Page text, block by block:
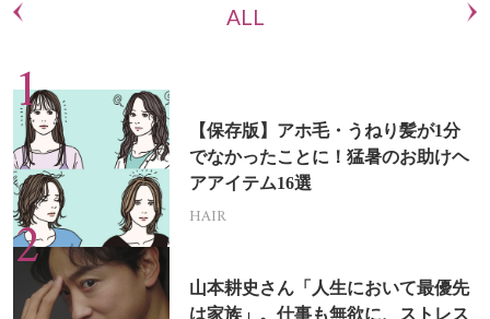
ALL
【保存版】アホ毛・うねり髪が1分
でなかったことに！猛暑のお助けヘ
アアイテム16選
HAIR
山本耕史さん「人生において最優先
は家族」。仕事も無欲に、ストレス